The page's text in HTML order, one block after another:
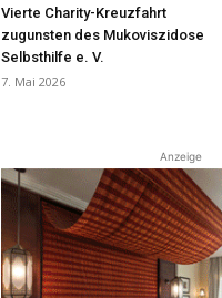
Vierte Charity-Kreuzfahrt
zugunsten des Mukoviszidose
Selbsthilfe e. V.
7. Mai 2026
Anzeige